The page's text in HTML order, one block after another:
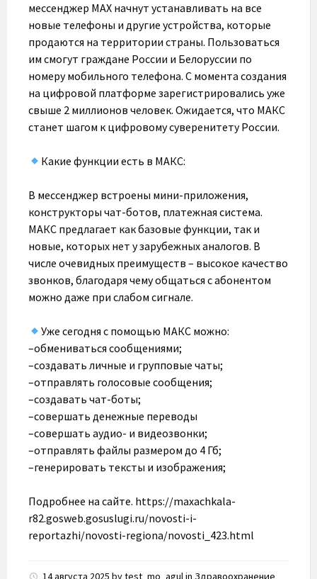
мессенджер MAX начнут устанавливать на все
новые телефоны и другие устройства, которые
продаются на территории страны. Пользоваться
им смогут граждане России и Белоруссии по
номеру мобильного телефона. С момента создания
на цифровой платформе зарегистрировались уже
свыше 2 миллионов человек. Ожидается, что МАКС
станет шагом к цифровому суверенитету России.
Какие функции есть в МАКС:
В мессенджер встроены мини-приложения,
конструкторы чат-ботов, платежная система.
МАКС предлагает как базовые функции, так и
новые, которых нет у зарубежных аналогов. В
числе очевидных преимуществ – высокое качество
звонков, благодаря чему общаться с абонентом
можно даже при слабом сигнале.
Уже сегодня с помощью МАКС можно:
–обмениваться сообщениями;
–создавать личные и групповые чаты;
–отправлять голосовые сообщения;
–создавать чат-боты;
–совершать денежные переводы
–совершать аудио- и видеозвонки;
–отправлять файлы размером до 4 Гб;
–генерировать тексты и изображения;
Подробнее на сайте. https://maxachkala-
r82.gosweb.gosuslugi.ru/novosti-i-
reportazhi/novosti-regiona/novosti_423.html